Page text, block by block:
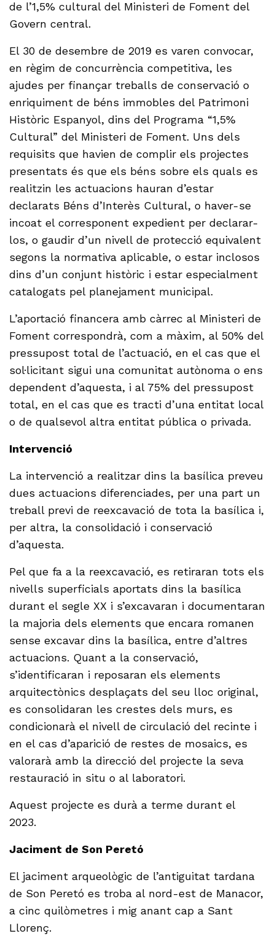
de l’1,5% cultural del Ministeri de Foment del
Govern central.
El 30 de desembre de 2019 es varen convocar,
en règim de concurrència competitiva, les
ajudes per finançar treballs de conservació o
enriquiment de béns immobles del Patrimoni
Històric Espanyol, dins del Programa “1,5%
Cultural” del Ministeri de Foment. Uns dels
requisits que havien de complir els projectes
presentats és que els béns sobre els quals es
realitzin les actuacions hauran d’estar
declarats Béns d’Interès Cultural, o haver-se
incoat el corresponent expedient per declarar-
los, o gaudir d’un nivell de protecció equivalent
segons la normativa aplicable, o estar inclosos
dins d’un conjunt històric i estar especialment
catalogats pel planejament municipal.
L’aportació financera amb càrrec al Ministeri de
Foment correspondrà, com a màxim, al 50% del
pressupost total de l’actuació, en el cas que el
sol·licitant sigui una comunitat autònoma o ens
dependent d’aquesta, i al 75% del pressupost
total, en el cas que es tracti d’una entitat local
o de qualsevol altra entitat pública o privada.
Intervenció
La intervenció a realitzar dins la basílica preveu
dues actuacions diferenciades, per una part un
treball previ de reexcavació de tota la basílica i,
per altra, la consolidació i conservació
d’aquesta.
Pel que fa a la reexcavació, es retiraran tots els
nivells superficials aportats dins la basílica
durant el segle XX i s’excavaran i documentaran
la majoria dels elements que encara romanen
sense excavar dins la basílica, entre d’altres
actuacions. Quant a la conservació,
s’identificaran i reposaran els elements
arquitectònics desplaçats del seu lloc original,
es consolidaran les crestes dels murs, es
condicionarà el nivell de circulació del recinte i
en el cas d’aparició de restes de mosaics, es
valorarà amb la direcció del projecte la seva
restauració in situ o al laboratori.
Aquest projecte es durà a terme durant el
2023.
Jaciment de Son Peretó
El jaciment arqueològic de l’antiguitat tardana
de Son Peretó es troba al nord-est de Manacor,
a cinc quilòmetres i mig anant cap a Sant
Llorenç.